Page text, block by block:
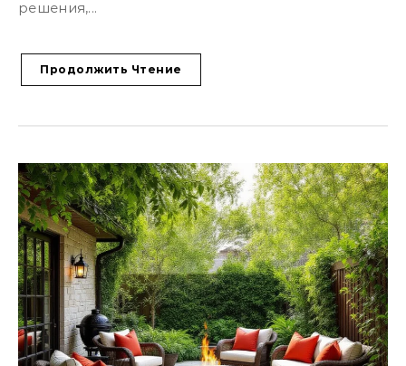
решения,...
Продолжить Чтение